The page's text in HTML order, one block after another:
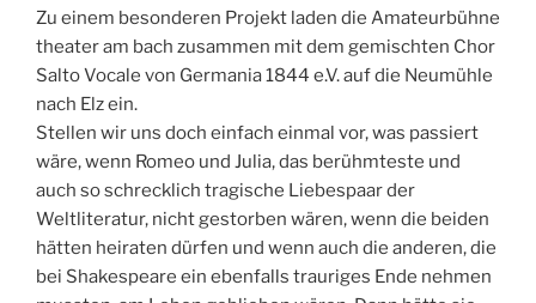
Zu einem besonderen Projekt laden die Amateurbühne
theater am bach zusammen mit dem gemischten Chor
Salto Vocale von Germania 1844 e.V. auf die Neumühle
nach Elz ein.
Stellen wir uns doch einfach einmal vor, was passiert
wäre, wenn Romeo und Julia, das berühmteste und
auch so schrecklich tragische Liebespaar der
Weltliteratur, nicht gestorben wären, wenn die beiden
hätten heiraten dürfen und wenn auch die anderen, die
bei Shakespeare ein ebenfalls trauriges Ende nehmen